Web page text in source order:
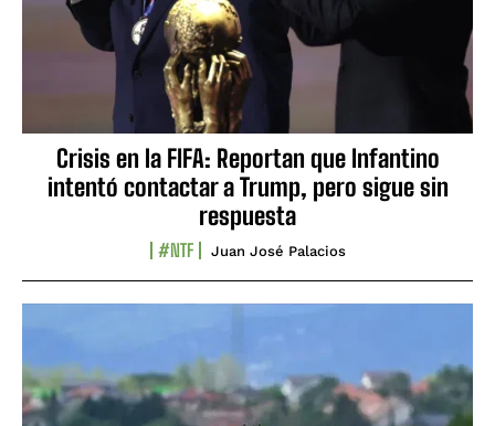
Crisis en la FIFA: Reportan que Infantino
intentó contactar a Trump, pero sigue sin
respuesta
#NTF Juan José Palacios